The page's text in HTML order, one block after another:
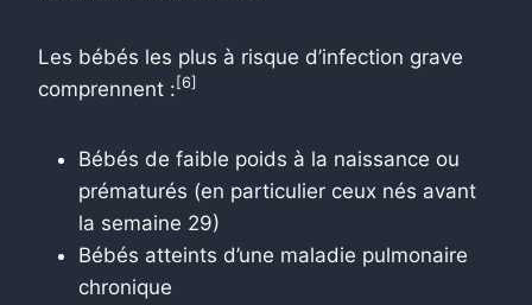
Les bébés les plus à risque d’infection grave
comprennent : [6]
Bébés de faible poids à la naissance ou
prématurés (en particulier ceux nés avant
la semaine 29)
Bébés atteints d’une maladie pulmonaire
chronique